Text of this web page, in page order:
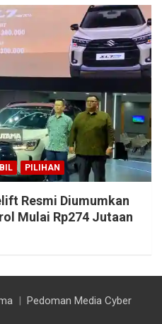
PILIHAN
Resmi Diumumkan
Mulai Rp274 Jutaan
Pedoman Media Cyber